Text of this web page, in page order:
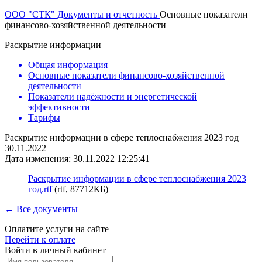
ООО "СТК" Документы и отчетность Основные показатели
финансово-хозяйственной деятельности
Раскрытие информации
Общая информация
Основные показатели финансово-хозяйственной
деятельности
Показатели надёжности и энергетической
эффективности
Тарифы
Раскрытие информации в сфере теплоснабжения 2023 год
30.11.2022
Дата изменения: 30.11.2022 12:25:41
Раскрытие информации в сфере теплоснабжения 2023
год.rtf(rtf, 87712КБ)
← Все документы
Оплатите услуги на сайте
Перейти к оплате
Войти в личный кабинет